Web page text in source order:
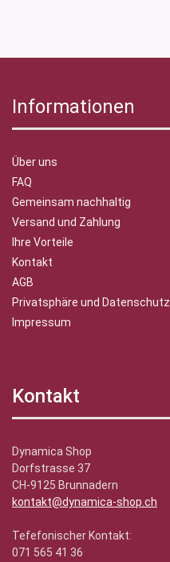
Informationen
Über uns
FAQ
Gemeinsam nachhaltig
Versand und Zahlung
Ihre Vorteile
Kontakt
AGB
Privatsphäre und Datenschutz
Impressum
Kontakt
Dynamica Shop
Dorfstrasse 37
CH-9125 Brunnadern
kontakt@dynamica-shop.ch
Tefefonischer Kontakt:
071 565 41 36